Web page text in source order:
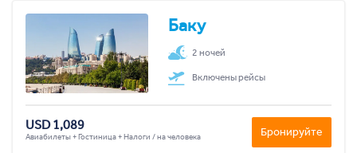
Баку
2 ночей
Включены рейсы
USD 1,089
Авиабилеты + Гостиница + Налоги / на человека Бронируйте